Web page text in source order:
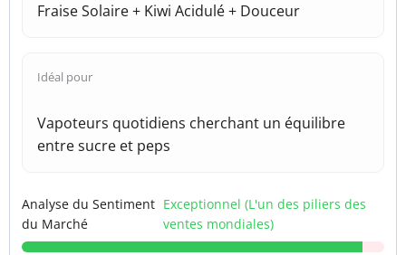
Fraise Solaire + Kiwi Acidulé + Douceur
Idéal pour
Vapoteurs quotidiens cherchant un équilibre
entre sucre et peps
Analyse du Sentiment
du Marché
Exceptionnel (L'un des piliers des
ventes mondiales)